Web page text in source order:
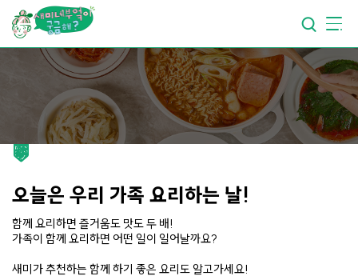
요리가 건강해지는부엌
요리가 쉬워지는부엌
오늘은 우리 가족 요리하는 날!
함께 요리하면 즐거움도 맛도 두 배!
가족이 함께 요리하면 어떤 일이 일어날까요?
새미가 추천하는 함께 하기 좋은 요리도 알고가세요!